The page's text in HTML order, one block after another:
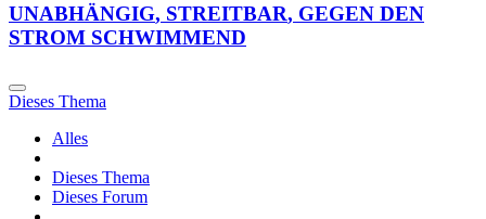
UNABHÄNGIG, STREITBAR, GEGEN DEN
STROM SCHWIMMEND
Dieses Thema
Alles
Dieses Thema
Dieses Forum